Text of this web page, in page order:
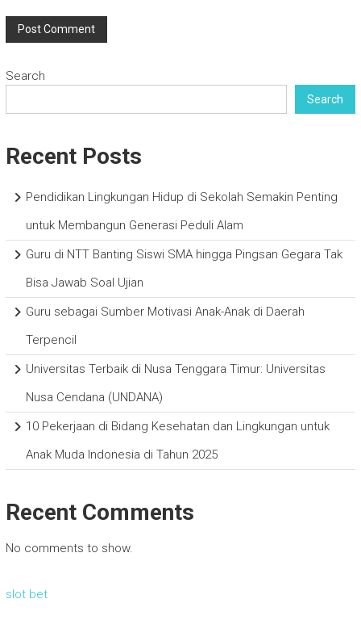
Search
Search
Recent Posts
Pendidikan Lingkungan Hidup di Sekolah Semakin Penting
untuk Membangun Generasi Peduli Alam
Guru di NTT Banting Siswi SMA hingga Pingsan Gegara Tak
Bisa Jawab Soal Ujian
Guru sebagai Sumber Motivasi Anak-Anak di Daerah
Terpencil
Universitas Terbaik di Nusa Tenggara Timur: Universitas
Nusa Cendana (UNDANA)
10 Pekerjaan di Bidang Kesehatan dan Lingkungan untuk
Anak Muda Indonesia di Tahun 2025
Recent Comments
No comments to show.
slot bet